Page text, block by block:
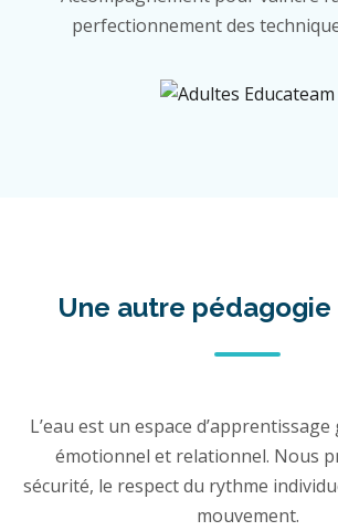
perfectionnement des
Une autre pédagogie
L’eau est un espace
émotionnel et relationnel. Nous
sécurité, le respect du rythme
mouvement.